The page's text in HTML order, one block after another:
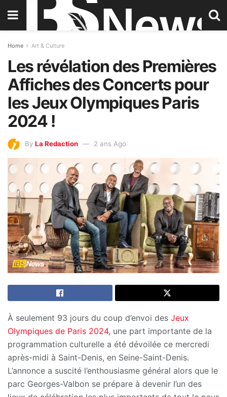
Home Art & Culture
Les révélation des Premières
Affiches des Concerts pour
les Jeux Olympiques Paris
2024 !
By La Redaction 2 ans Ago
À seulement 93 jours du coup d’envoi des Jeux
Olympiques de Paris 2024, une part importante de la
programmation culturelle a été dévoilée ce mercredi
après-midi à Saint-Denis, en Seine-Saint-Denis.
L’annonce a suscité l’enthousiasme général alors que le
parc Georges-Valbon se prépare à devenir l’un des